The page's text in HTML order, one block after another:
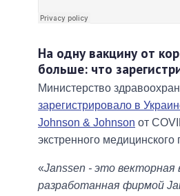
На одну вакцину от
больше: что
Министерство
зарегистрировало в
Johnson & Johnson от
экстренного
«Janssen - это векторная
разработанная фирмой